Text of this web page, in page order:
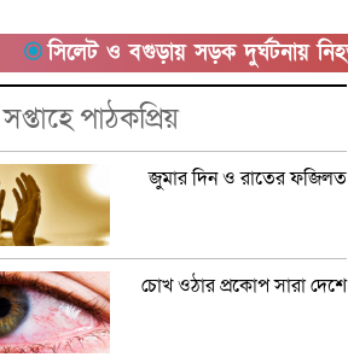
সিলেট ও বগুড়ায় সড়ক দুর্ঘটনায় নিহত ১৫
পাঠকপ্রিয়
জুমার দিন ও রাতের ফজিলত
চোখ ওঠার প্রকোপ সারা দেশে